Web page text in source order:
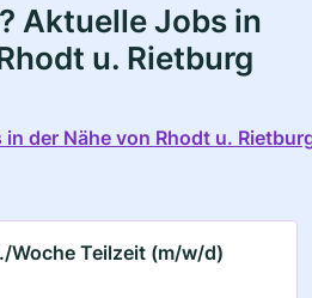
Aktuelle Jobs in
u. Rietburg
in der Nähe von Rhodt u.
Woche Teilzeit (m/w/d)